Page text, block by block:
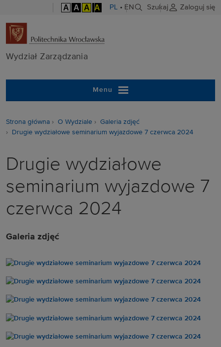
A A A A PL • EN Szukaj Zaloguj się
Wydział
Wydział Zarządzania
Menu
Strona główna O Wydziale
Galeria zdjęć
Drugie wydziałowe seminarium wyjazdowe 7 czerwca 2024
Drugie wydziałowe
seminarium wyjazdowe 7
czerwca 2024
Galeria zdjęć